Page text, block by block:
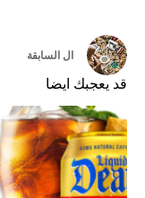
ال السابقة
قد يعجبك ايضا